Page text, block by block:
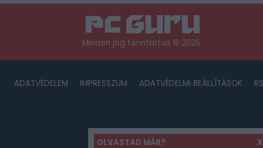
OLVASTAD MÁR? X
Minden jog fenntartva © 2026
ADATVÉDELEM IMPRESSZUM ADATVÉDELMI BEÁLLÍTÁSOK